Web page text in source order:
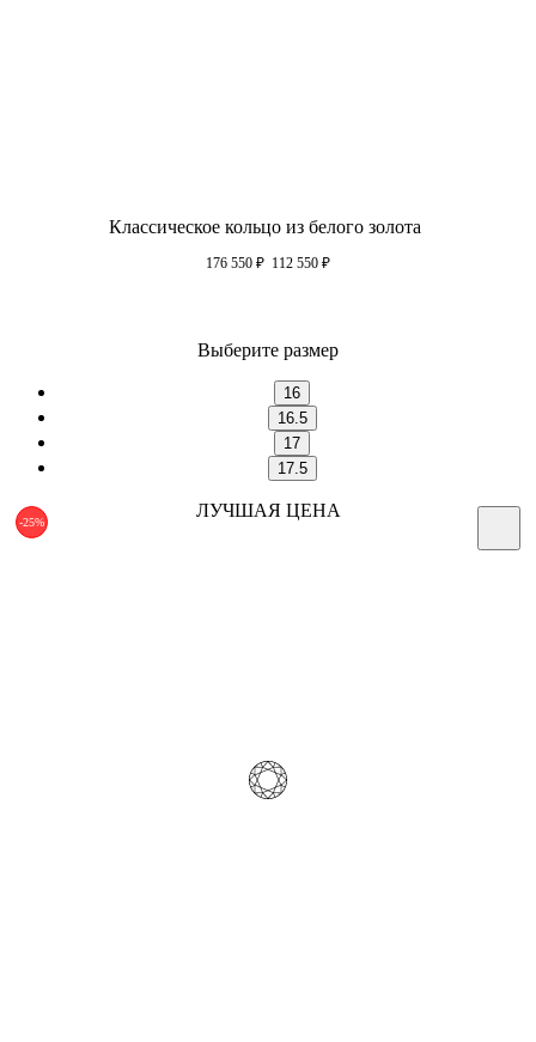
Классическое кольцо из белого золота
176 550 ₽ 112 550 ₽
Выберите размер
16
16.5
17
17.5
-25%
ЛУЧШАЯ ЦЕНА